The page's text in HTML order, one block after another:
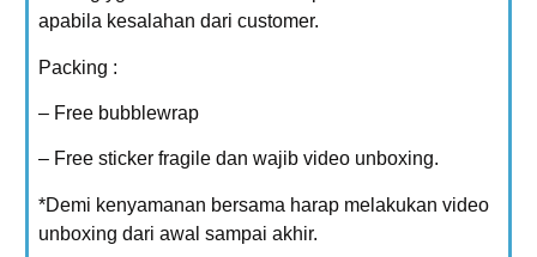
apabila kesalahan dari customer.
Packing :
– Free bubblewrap
– Free sticker fragile dan wajib video unboxing.
*Demi kenyamanan bersama harap melakukan video
unboxing dari awal sampai akhir.